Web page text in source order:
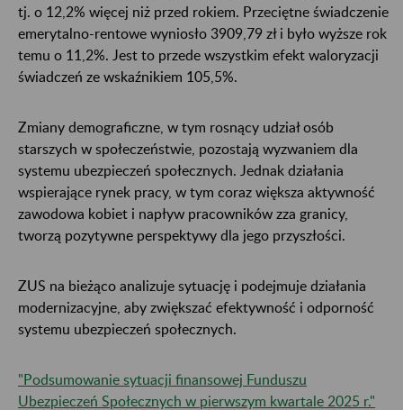
tj. o 12,2% więcej niż przed rokiem. Przeciętne świadczenie
emerytalno-rentowe wyniosło 3909,79 zł i było wyższe rok
temu o 11,2%. Jest to przede wszystkim efekt waloryzacji
świadczeń ze wskaźnikiem 105,5%.
Zmiany demograficzne, w tym rosnący udział osób
starszych w społeczeństwie, pozostają wyzwaniem dla
systemu ubezpieczeń społecznych. Jednak działania
wspierające rynek pracy, w tym coraz większa aktywność
zawodowa kobiet i napływ pracowników zza granicy,
tworzą pozytywne perspektywy dla jego przyszłości.
ZUS na bieżąco analizuje sytuację i podejmuje działania
modernizacyjne, aby zwiększać efektywność i odporność
systemu ubezpieczeń społecznych.
"Podsumowanie sytuacji finansowej Funduszu
Ubezpieczeń Społecznych w pierwszym kwartale 2025 r."